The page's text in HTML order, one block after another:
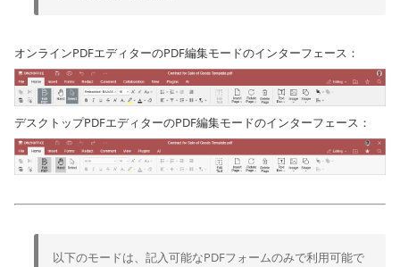
オンラインPDFエディターのPDF編集モードのインターフェース：
デスクトップPDFエディターのPDF編集モードのインターフェース：
以下のモードは、記入可能なPDFフォームのみで利用可能で